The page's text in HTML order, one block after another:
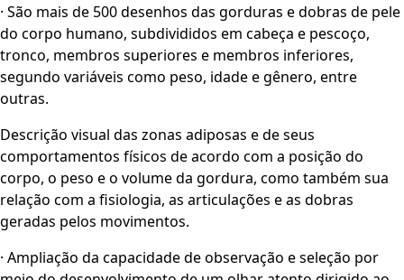
· São mais de 500 desenhos das gorduras e dobras de pele
do corpo humano, subdivididos em cabeça e pescoço,
tronco, membros superiores e membros inferiores,
segundo variáveis como peso, idade e gênero, entre
outras.
Descrição visual das zonas adiposas e de seus
comportamentos físicos de acordo com a posição do
corpo, o peso e o volume da gordura, como também sua
relação com a fisiologia, as articulações e as dobras
geradas pelos movimentos.
· Ampliação da capacidade de observação e seleção por